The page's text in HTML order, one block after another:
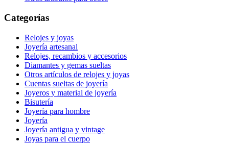
Categorías
Relojes y joyas
Joyería artesanal
Relojes, recambios y accesorios
Diamantes y gemas sueltas
Otros artículos de relojes y joyas
Cuentas sueltas de joyería
Joyeros y material de joyería
Bisutería
Joyería para hombre
Joyería
Joyería antigua y vintage
Joyas para el cuerpo